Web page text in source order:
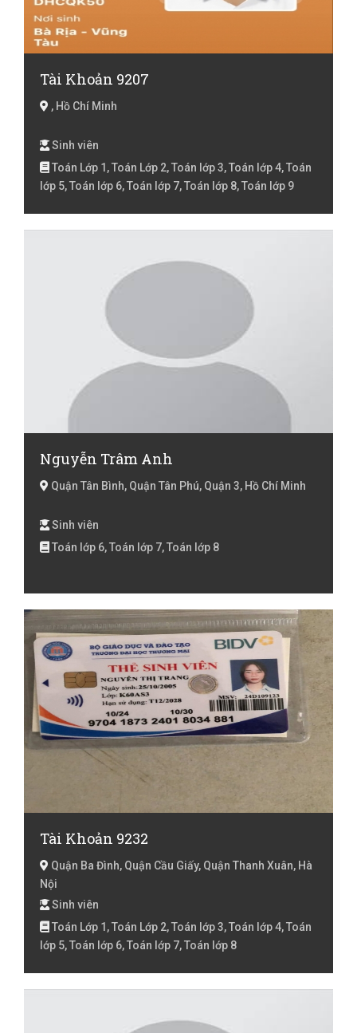
Toán lớp 4, Toán lớp 5, Toán lớp 6, Toán lớp 7, Toán lớp
8, Toán lớp 9 , Toán Luyện thi đại học, Văn lớp 6, Văn
lớp 7, Văn lớp 8, Văn lớp 9 , Địa Lý lớp 6, Địa Lý lớp 7, Địa
Tài Khoản 9207
, Hồ Chí Minh
Sinh viên
Toán Lớp 1, Toán Lớp 2, Toán lớp 3, Toán lớp 4, Toán
lớp 5, Toán lớp 6, Toán lớp 7, Toán lớp 8, Toán lớp 9
Nguyễn Trâm Anh
Quận Tân Bình, Quận Tân Phú, Quận 3, Hồ Chí Minh
Sinh viên
Toán lớp 6, Toán lớp 7, Toán lớp 8
Tài Khoản 9232
Quận Ba Đình, Quận Cầu Giấy, Quận Thanh Xuân, Hà
Nội
Sinh viên
Toán Lớp 1, Toán Lớp 2, Toán lớp 3, Toán lớp 4, Toán
lớp 5, Toán lớp 6, Toán lớp 7, Toán lớp 8